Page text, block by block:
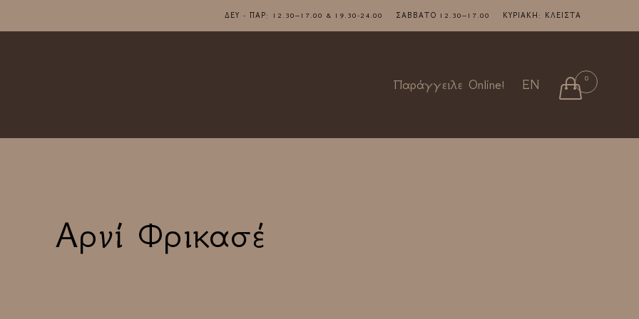
ΔΕΥ - ΠΑΡ: 12.30–17.00 & 19.30-24.00 ΣΑΒΒΑΤΟ 12.30–17.00 ΚΥΡΙΑΚΗ: ΚΛΕΙΣΤΑ
Skip
to
Παράγγειλε Online! EN  0
Αρνί Φρικασέ